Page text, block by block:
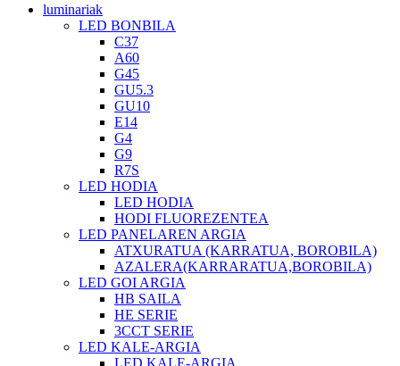
luminariak
LED BONBILA
C37
A60
G45
GU5.3
GU10
E14
G4
G9
R7S
LED HODIA
LED HODIA
HODI FLUOREZENTEA
LED PANELAREN ARGIA
ATXURATUA (KARRATUA, BOROBILA)
AZALERA(KARRARATUA,BOROBILA)
LED GOI ARGIA
HB SAILA
HE SERIE
3CCT SERIE
LED KALE-ARGIA
LED KALE-ARGIA